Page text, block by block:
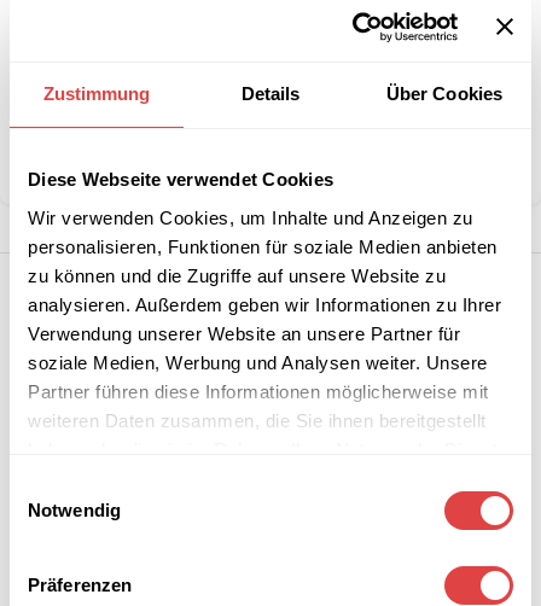
Zustimmung Details Über Cookies
Diese Webseite verwendet Cookies
Wir verwenden Cookies, um Inhalte und Anzeigen zu
personalisieren, Funktionen für soziale Medien anbieten
zu können und die Zugriffe auf unsere Website zu
analysieren. Außerdem geben wir Informationen zu Ihrer
Verwendung unserer Website an unsere Partner für
soziale Medien, Werbung und Analysen weiter. Unsere
Partner führen diese Informationen möglicherweise mit
weiteren Daten zusammen, die Sie ihnen bereitgestellt
Notwendig
Präferenzen
Kategorie: Servietten
Marke:Gastro Uzal
Teilen: